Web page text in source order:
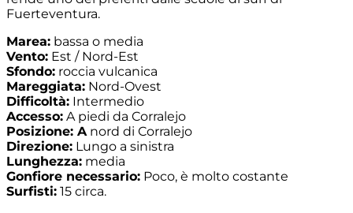
Fuerteventura.
Marea: bassa o media
Vento: Est / Nord-Est
Sfondo: roccia vulcanica
Mareggiata: Nord-Ovest
Difficoltà: Intermedio
Accesso: A piedi da Corralejo
Posizione: Anord di Corralejo
Direzione: Lungo a sinistra
Lunghezza: media
Gonfiore necessario: Poco, è molto costante
Surfisti: 15 circa.